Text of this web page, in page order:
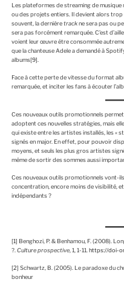
Les plateformes de streaming de musique
ou des projets entiers. Il devient alors
souvent, la dernièretrackne sera pas ou
sera pas forcément remarquée. C’est
voient leur œuvre être consommée
que la chanteuse Adele a demandé à
albums[9]
Face à cette perte de vitesse du format
remarquée, et inciter les fans à écouter
Ces nouveaux outils promotionnels
adoptent ces nouvelles stratégies, mais
qui existe entre les artistes installés, les «
signés en major. En effet, pour pouvoir
moyens, et seuls les plus gros artistes
même de sortir des sommes aussi
Ces nouveaux outils promotionnels vont-
concentration, encore moins de visibilité,
indépendants ?
[1] Benghozi, P. & Benhamou, F. (2008).
?. Culture prospective, 1, 1-11. https://doi-
[2] Schwartz, B. (2005). Le paradoxe du
bonheur